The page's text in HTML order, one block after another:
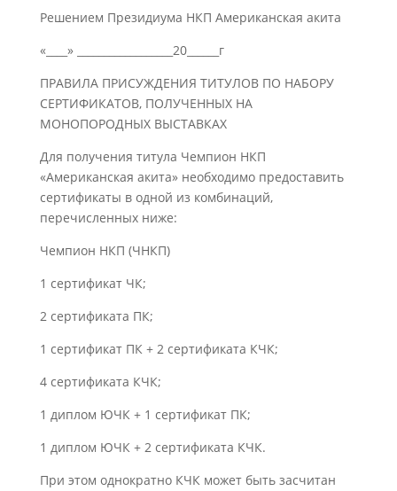
Решением Президиума НКП Американская акита
«____» __________________20______г
ПРАВИЛА ПРИСУЖДЕНИЯ ТИТУЛОВ ПО НАБОРУ
СЕРТИФИКАТОВ, ПОЛУЧЕННЫХ НА
МОНОПОРОДНЫХ ВЫСТАВКАХ
Для получения титула Чемпион НКП
«Американская акита» необходимо предоставить
сертификаты в одной из комбинаций,
перечисленных ниже:
Чемпион НКП (ЧНКП)
1 сертификат ЧК;
2 сертификата ПК;
1 сертификат ПК + 2 сертификата КЧК;
4 сертификата КЧК;
1 диплом ЮЧК + 1 сертификат ПК;
1 диплом ЮЧК + 2 сертификата КЧК.
При этом однократно КЧК может быть засчитан